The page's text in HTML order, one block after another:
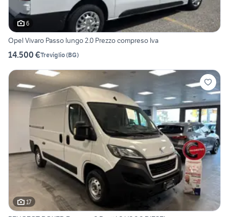
6
Opel Vivaro Passo lungo 2.0 Prezzo compreso Iva
14.500 €Treviglio(BG)
17